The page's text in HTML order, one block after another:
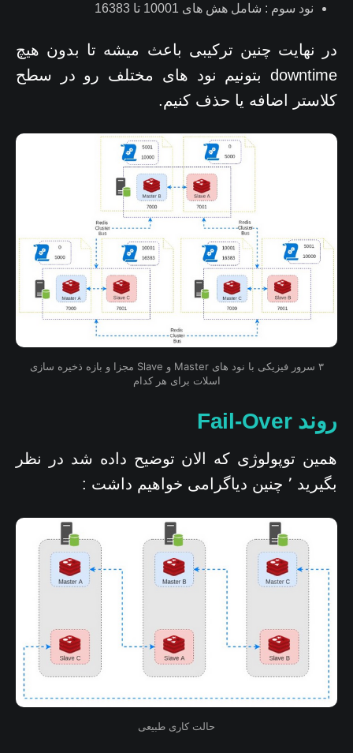
نود سوم : شامل هش های 10001 تا 16383
در نهایت چنین ترکیبی باعث میشه تا بدون هیچ
downtime بتونیم نود های مختلف رو در سطح
کلاستر اضافه یا حذف کنیم.
۳ سرور فیزیکی با نود های Master و Slave مجزا و بازه ذخیره سازی
اسلات برای هر کدام
روند Fail-Over
همین توپولوژی که الان توضیح داده شد در نظر
بگیرید ٬ چنین دیاگرامی خواهیم داشت :
حالت کاری طبیعی